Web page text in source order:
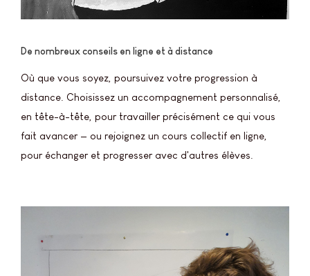
De nombreux conseils en ligne et à distance
Où que vous soyez, poursuivez votre progression à
distance. Choisissez un accompagnement personnalisé,
en tête-à-tête, pour travailler précisément ce qui vous
fait avancer — ou rejoignez un cours collectif en ligne,
pour échanger et progresser avec d'autres élèves.